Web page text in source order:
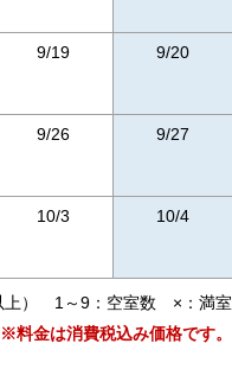
9/19 9/20
9/26 9/27
10/3 10/4
上） 1～9：空室数 ×：満室
※料金は消費税込み価格です。